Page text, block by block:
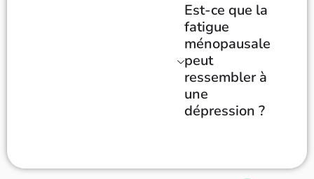
Est-ce que la
fatigue
ménopausale
peut
ressembler à
une
dépression ?